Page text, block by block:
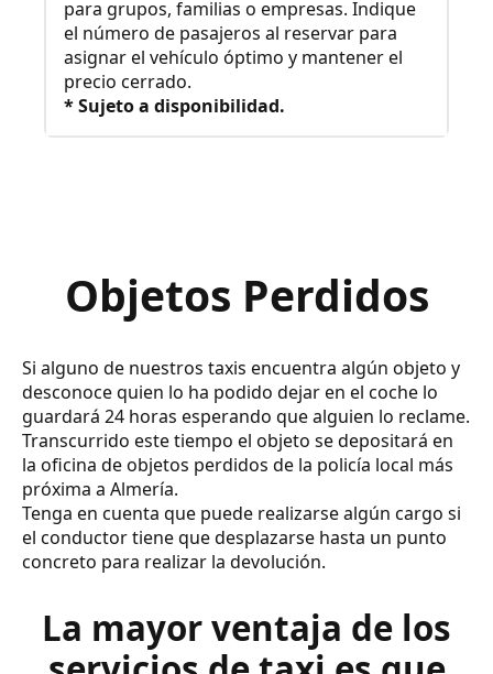
para grupos, familias o empresas. Indique
el número de pasajeros al reservar para
asignar el vehículo óptimo y mantener el
precio cerrado.
* Sujeto a disponibilidad.
Objetos Perdidos
Si alguno de nuestros taxis encuentra algún objeto y
desconoce quien lo ha podido dejar en el coche lo
guardará 24 horas esperando que alguien lo reclame.
Transcurrido este tiempo el objeto se depositará en
la oficina de objetos perdidos de la policía local más
próxima a Almería.
Tenga en cuenta que puede realizarse algún cargo si
el conductor tiene que desplazarse hasta un punto
concreto para realizar la devolución.
La mayor ventaja de los